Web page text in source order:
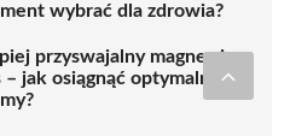
wybrać dla zdrowia?
przyswajalny magnez i
– jak osiągnąć optymalne